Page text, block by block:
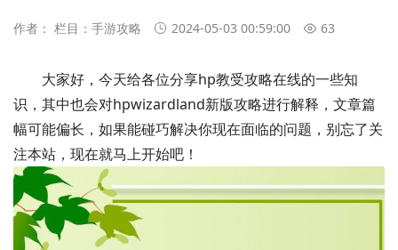
作者： 栏目： 手游攻略 2024-05-03 00:59:00 63
大家好，今天给各位分享hp教受攻略在线的一些知
识，其中也会对hpwizardland新版攻略进行解释，文章篇
幅可能偏长，如果能碰巧解决你现在面临的问题，别忘了关
注本站，现在就马上开始吧！